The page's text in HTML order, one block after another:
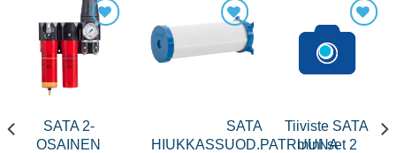
SATA 2-
OSAINEN
SATA
HIUKKASSUOD.PATRUUNA
Tiiviste SATA
mini set 2